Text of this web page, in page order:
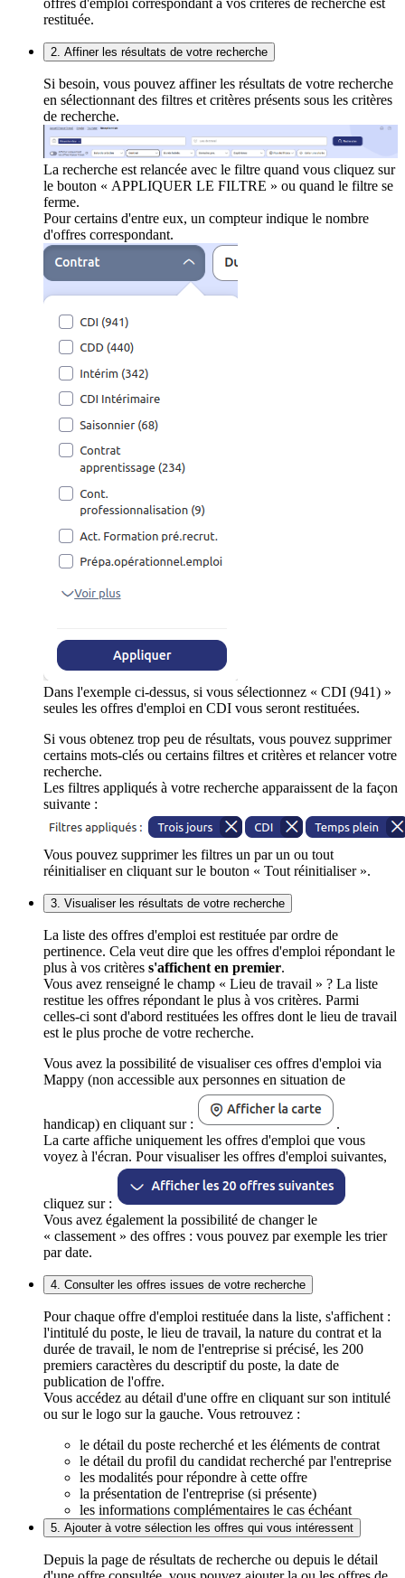
restituée.
2. Affiner les résultats de votre recherche
Si besoin, vous pouvez affiner les résultats de votre recherche
en sélectionnant des filtres et critères présents sous les critères
de recherche.
La recherche est relancée avec le filtre quand vous cliquez sur
le bouton « APPLIQUER LE FILTRE » ou quand le filtre se
ferme.
Pour certains d'entre eux, un compteur indique le nombre
d'offres correspondant.
Dans l'exemple ci-dessus, si vous sélectionnez « CDI (941) »
seules les offres d'emploi en CDI vous seront restituées.
Si vous obtenez trop peu de résultats, vous pouvez supprimer
certains mots-clés ou certains filtres et critères et relancer votre
recherche.
Les filtres appliqués à votre recherche apparaissent de la façon
suivante :
Vous pouvez supprimer les filtres un par un ou tout
réinitialiser en cliquant sur le bouton « Tout réinitialiser ».
3. Visualiser les résultats de votre recherche
La liste des offres d'emploi est restituée par ordre de
pertinence. Cela veut dire que les offres d'emploi répondant le
plus à vos critères s'affichent en premier.
Vous avez renseigné le champ « Lieu de travail » ? La liste
restitue les offres répondant le plus à vos critères. Parmi
celles-ci sont d'abord restituées les offres dont le lieu de travail
est le plus proche de votre recherche.
Vous avez la possibilité de visualiser ces offres d'emploi via
Mappy (non accessible aux personnes en situation de
handicap) en cliquant sur :
.
La carte affiche uniquement les offres d'emploi que vous
voyez à l'écran. Pour visualiser les offres d'emploi suivantes,
cliquez sur :
Vous avez également la possibilité de changer le
« classement » des offres : vous pouvez par exemple les trier
par date.
4. Consulter les offres issues de votre recherche
Pour chaque offre d'emploi restituée dans la liste, s'affichent :
l'intitulé du poste, le lieu de travail, la nature du contrat et la
durée de travail, le nom de l'entreprise si précisé, les 200
premiers caractères du descriptif du poste, la date de
publication de l'offre.
Vous accédez au détail d'une offre en cliquant sur son intitulé
ou sur le logo sur la gauche. Vous retrouvez :
le détail du poste recherché et les éléments de contrat
le détail du profil du candidat recherché par l'entreprise
les modalités pour répondre à cette offre
la présentation de l'entreprise (si présente)
les informations complémentaires le cas échéant
5. Ajouter à votre sélection les offres qui vous intéressent
Depuis la page de résultats de recherche ou depuis le détail